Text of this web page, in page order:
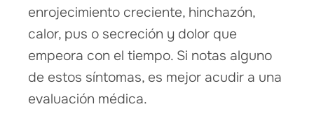
enrojecimiento creciente, hinchazón,
calor, pus o secreción y dolor que
empeora con el tiempo. Si notas alguno
de estos síntomas, es mejor acudir a una
evaluación médica.